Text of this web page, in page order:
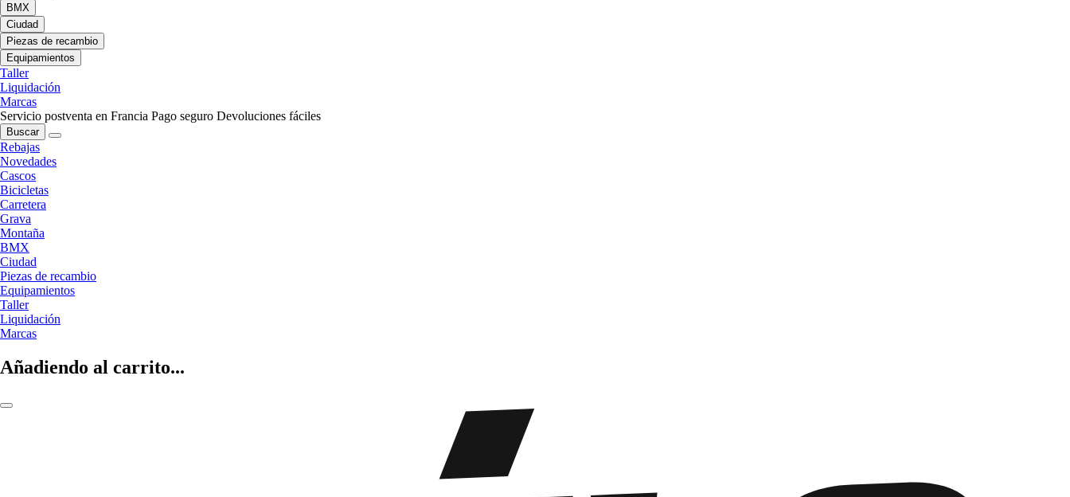
BMX
Ciudad
Piezas de recambio
Equipamientos
Taller
Liquidación
Marcas
Servicio postventa en Francia Pago seguro Devoluciones fáciles
Buscar
Rebajas
Novedades
Cascos
Bicicletas
Carretera
Grava
Montaña
BMX
Ciudad
Piezas de recambio
Equipamientos
Taller
Liquidación
Marcas
Añadiendo al carrito...